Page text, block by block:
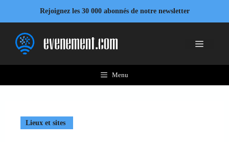
contenu
Rejoignez les 30 000 abonnés de notre newsletter
Menu
Menu
Lieux et sites